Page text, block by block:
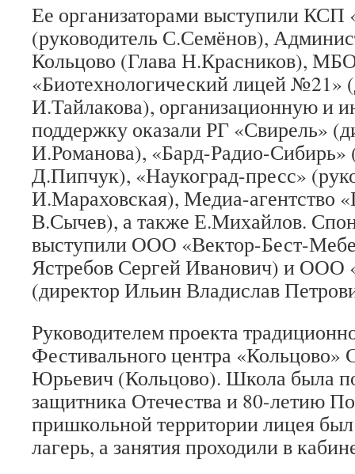
Ее организаторами выступили КСП
(руководитель С.Семёнов),
Кольцово (Глава Н.Красников),
«Биотехнологический лицей №21»
И.Тайлакова), организационную и
поддержку оказали РГ «Свирель»
И.Романова), «Бард-Радио-Сибирь»
Д.Пипчук), «Наукоград-пресс»
И.Мараховская), Медиа-агентство
В.Сычев), а также Е.Михайлов.
выступили ООО «Вектор-Бест-
Ястребов Сергей Иванович) и ООО
(директор Ильин Владислав
Руководителем проекта
Фестивального центра «Кольцово»
Юрьевич (Кольцово). Школа была
защитника Отечества и 80-летию
пришкольной территории лицея
лагерь, а занятия проходили в